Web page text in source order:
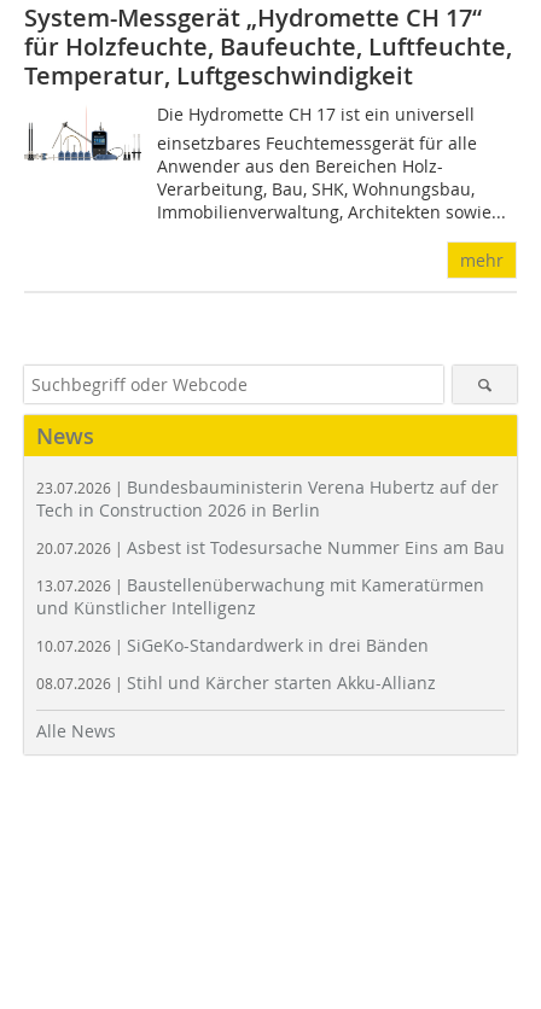
System-Messgerät „Hydromette CH 17“
für Holzfeuchte, Baufeuchte, Luftfeuchte,
Temperatur, Luftgeschwindigkeit
Die Hydromette CH 17 ist ein universell
einsetzbares Feuchtemessgerät für alle
Anwender aus den Bereichen Holz-
Verarbeitung, Bau, SHK, Wohnungsbau,
Immobilienverwaltung, Architekten sowie...
mehr
News
23.07.2026 | Bundesbauministerin Verena Hubertz auf der
Tech in Construction 2026 in Berlin
20.07.2026 | Asbest ist Todesursache Nummer Eins am Bau
13.07.2026 | Baustellenüberwachung mit Kameratürmen
und Künstlicher Intelligenz
10.07.2026 | SiGeKo-Standardwerk in drei Bänden
08.07.2026 | Stihl und Kärcher starten Akku-Allianz
Alle News